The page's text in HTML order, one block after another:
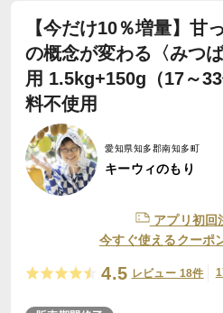
【今だけ10％増量】甘
の概念が変わる〈みつ
用 1.5kg+150g（17～
料不使用
愛知県知多郡南知多町
キーウィのもり
アプリ初回
今すぐ使えるクーポ
4.5 レビュー 18件